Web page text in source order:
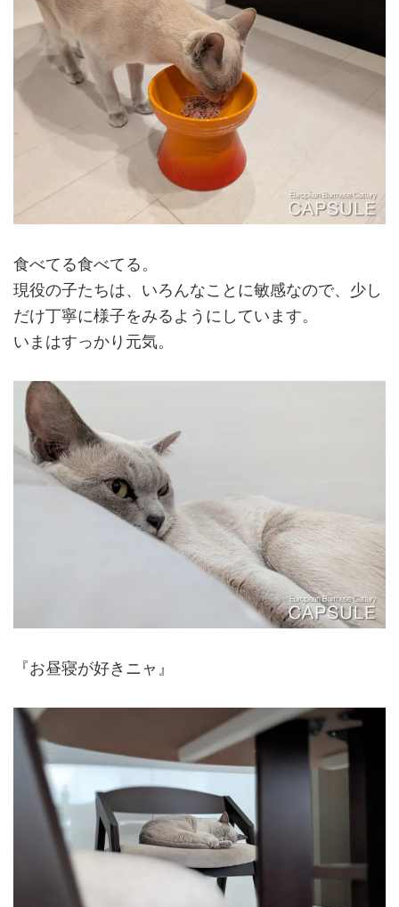
食べてる食べてる。
現役の子たちは、いろんなことに敏感なので、少し
だけ丁寧に様子をみるようにしています。
いまはすっかり元気。
『お昼寝が好きニャ』